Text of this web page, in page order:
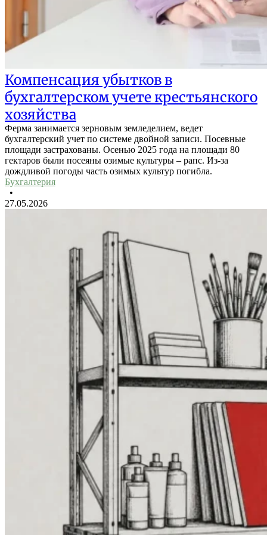
Компенсация убытков в
бухгалтерском учете крестьянского
хозяйства
Ферма занимается зерновым земледелием, ведет
бухгалтерский учет по системе двойной записи. Посевные
площади застрахованы. Осенью 2025 года на площади 80
гектаров были посеяны озимые культуры – рапс. Из-за
дождливой погоды часть озимых культур погибла.
Бухгалтерия
•
27.05.2026